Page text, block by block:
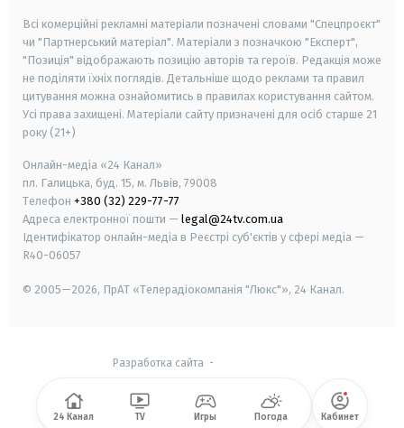
Всі комерційні рекламні матеріали позначені словами "Спецпроєкт"
чи "Партнерський матеріал". Матеріали з позначкою "Експерт",
"Позиція" відображають позицію авторів та героїв. Редакція може
не поділяти їхніх поглядів. Детальніше щодо реклами та правил
цитування можна ознайомитись в правилах користування сайтом.
Усі права захищені. Матеріали сайту призначені для осіб старше 21
року (21+)
Онлайн-медіа «24 Канал»
пл. Галицька, буд. 15, м. Львів, 79008
Телефон +380 (32) 229-77-77
Адреса електронної пошти — legal@24tv.com.ua
Ідентифікатор онлайн-медіа в Реєстрі суб'єктів у сфері медіа —
R40-06057
© 2005—2026, ПрАТ «Телерадіокомпанія "Люкс"», 24 Канал.
Разработка сайта -
24 Канал TV Игры Погода Кабинет